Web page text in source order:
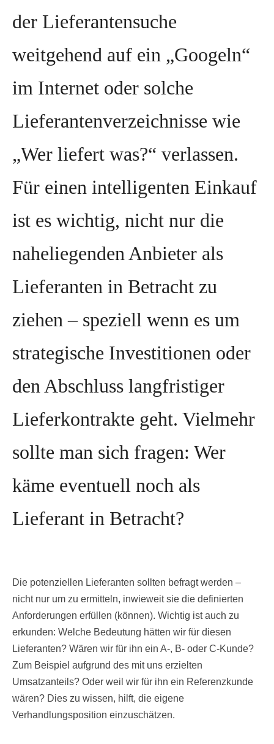
der Lieferantensuche
weitgehend auf ein „Googeln“
im Internet oder solche
Lieferantenverzeichnisse wie
„Wer liefert was?“ verlassen.
Für einen intelligenten Einkauf
ist es wichtig, nicht nur die
naheliegenden Anbieter als
Lieferanten in Betracht zu
ziehen – speziell wenn es um
strategische Investitionen oder
den Abschluss langfristiger
Lieferkontrakte geht. Vielmehr
sollte man sich fragen: Wer
käme eventuell noch als
Lieferant in Betracht?
Die potenziellen Lieferanten sollten befragt werden –
nicht nur um zu ermitteln, inwieweit sie die definierten
Anforderungen erfüllen (können). Wichtig ist auch zu
erkunden: Welche Bedeutung hätten wir für diesen
Lieferanten? Wären wir für ihn ein A-, B- oder C-Kunde?
Zum Beispiel aufgrund des mit uns erzielten
Umsatzanteils? Oder weil wir für ihn ein Referenzkunde
wären? Dies zu wissen, hilft, die eigene
Verhandlungsposition einzuschätzen.